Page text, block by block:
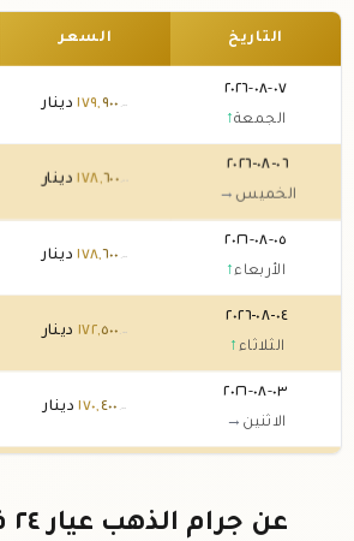
التاريخ السعر
٠٧-٠٨-٢٠٢٦
الجمعة↑
١٧٩,٩٠٠ .٠٠ دينار
٠٦-٠٨-٢٠٢٦
الخميس →
١٧٨,٦٠٠ دينار
٠٥-٠٨-٢٠٢٦
الأربعاء↑
١٧٨,٦٠٠ .٠٠ دينار
٠٤-٠٨-٢٠٢٦
الثلاثاء ↑
١٧٢,٥٠٠ .٠٠ دينار
٠٣-٠٨-٢٠٢٦
الاثنين →
١٧٠,٤٠٠ .٠٠ دينار
عن جرام الذهب عيار ٢٤ في العراق